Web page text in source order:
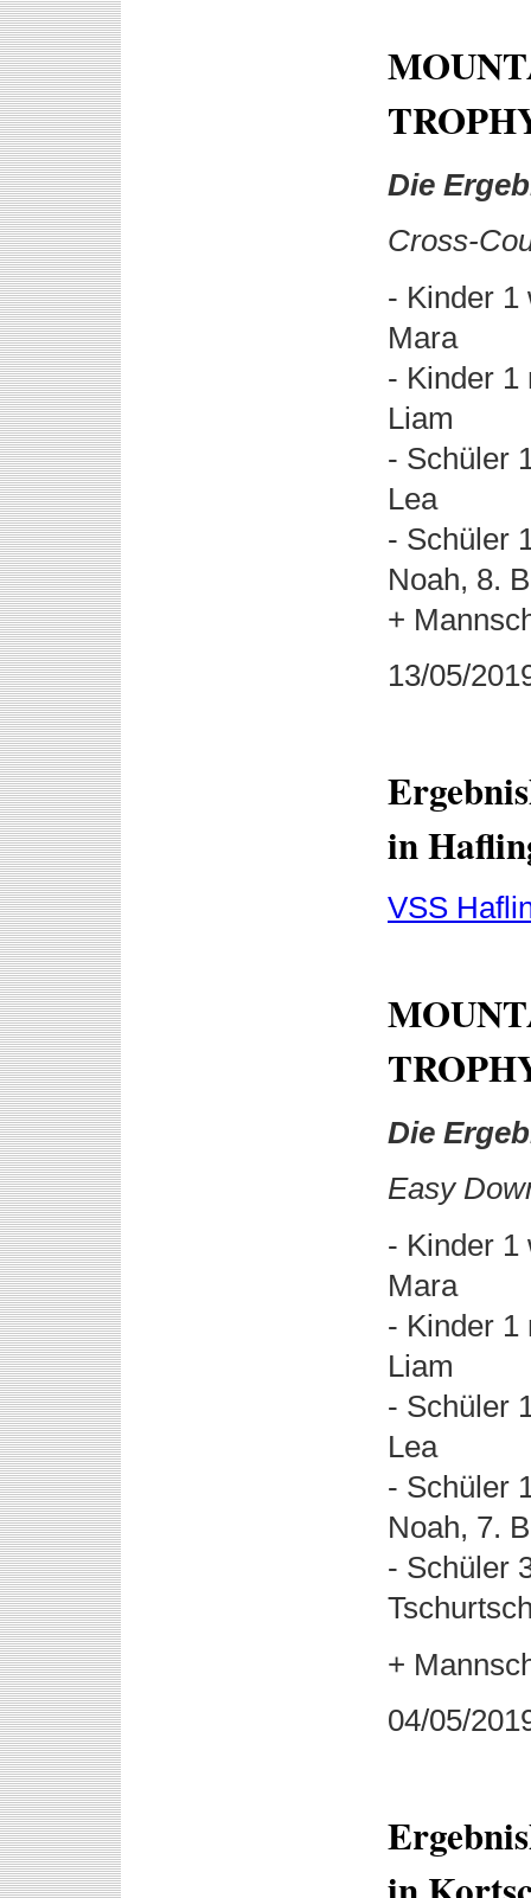
Die
Cross-
- Kinder 1
Mara
- Kinder 1
Liam
- Schüler
Lea
- Schüler
Noah, 8.
+
13/05/
in
VSS
Die
Easy
- Kinder 1
Mara
- Kinder 1
Liam
- Schüler
Lea
- Schüler
Noah, 7.
- Schüler
+
04/05/